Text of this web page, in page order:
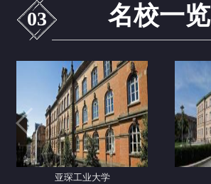
03 名校一览
亚琛工业大学